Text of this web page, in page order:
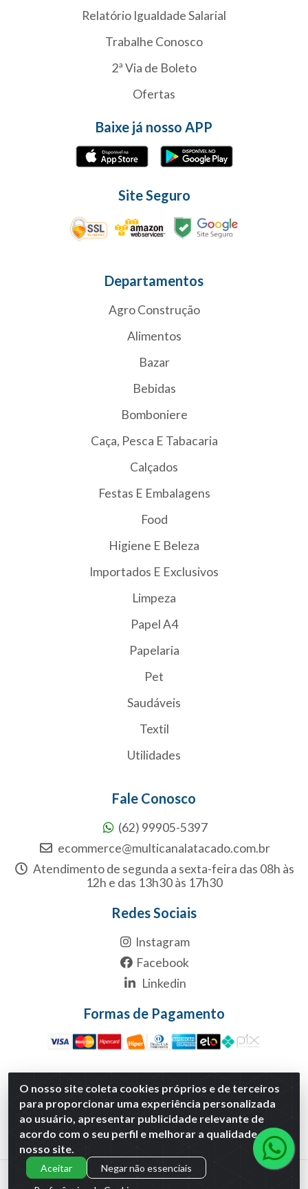
O nosso site coleta cookies próprios e de terceiros
para proporcionar uma experiência personalizada
ao usuário, apresentar publicidade relevante de
acordo com o seu perfil e melhorar a qualidade do
nosso site.
Aceitar
Negar não essenciais
Relatório Igualdade Salarial
Trabalhe Conosco
2ª Via de Boleto
Ofertas
Baixe já nosso APP
Site Seguro
Departamentos
Agro Construção
Alimentos
Bazar
Bebidas
Bomboniere
Caça, Pesca E Tabacaria
Calçados
Festas E Embalagens
Food
Higiene E Beleza
Importados E Exclusivos
Limpeza
Papel A4
Papelaria
Pet
Saudáveis
Textil
Utilidades
Fale Conosco
(62) 99905-5397
ecommerce@multicanalatacado.com.br
Atendimento de segunda a sexta-feira das 08h às
12h e das 13h30 às 17h30
Redes Sociais
Instagram
Facebook
Linkedin
Formas de Pagamento
Multicanal Atacado LTDA - Rua 1-B, S/NC, Quadra1B Lote 1
Anexo Modulo 2 - Polo Empresarial Goias - Etapa Xiii,
Aparecida de Goiânia/GO - CNPJ 29.460.170/0001-30